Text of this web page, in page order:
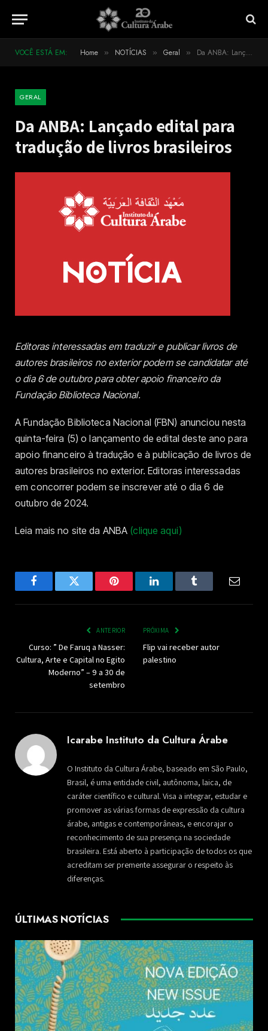
VOCÊ ESTÁ EM: Home » NOTÍCIAS » Geral » Da ANBA: Lançado edital para tradução de livros brasileiros
GERAL
Da ANBA: Lançado edital para
tradução de livros brasileiros
Editoras interessadas em traduzir e publicar livros de
autores brasileiros no exterior podem se candidatar até
o dia 6 de outubro para obter apoio financeiro da
Fundação Biblioteca Nacional.
A Fundação Biblioteca Nacional (FBN) anunciou nesta
quinta-feira (5) o lançamento de edital deste ano para
apoio financeiro à tradução e à publicação de livros de
autores brasileiros no exterior. Editoras interessadas
em concorrer podem se inscrever até o dia 6 de
outubro de 2024.
Leia mais no site da ANBA (clique aqui)
FacebookTwitter Pinterest LinkedInTumblr
ANTERIOR
Curso: ” De Faruq a Nasser:
Cultura, Arte e Capital no Egito
Moderno” – 9 a 30 de
setembro
PRÓXIMA
Flip vai receber autor
palestino
Icarabe Instituto da Cultura Árabe
O Instituto da Cultura Árabe, baseado em São Paulo,
Brasil, é uma entidade civil, autônoma, laica, de
caráter científico e cultural. Visa a integrar, estudar e
promover as várias formas de expressão da cultura
árabe, antigas e contemporâneas, e encorajar o
reconhecimento de sua presença na sociedade
brasileira. Está aberto à participação de todos os que
acreditam ser premente assegurar o respeito às
diferenças.
ÚLTIMAS NOTÍCIAS